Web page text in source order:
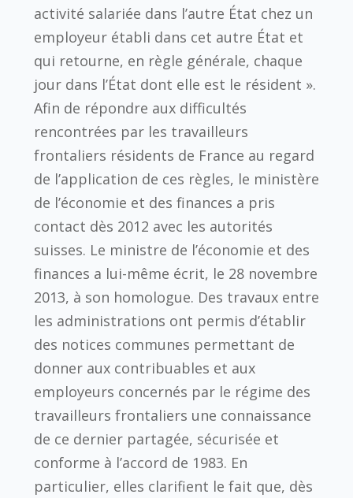
activité salariée dans l’autre État chez un
employeur établi dans cet autre État et
qui retourne, en règle générale, chaque
jour dans l’État dont elle est le résident ».
Afin de répondre aux difficultés
rencontrées par les travailleurs
frontaliers résidents de France au regard
de l’application de ces règles, le ministère
de l’économie et des finances a pris
contact dès 2012 avec les autorités
suisses. Le ministre de l’économie et des
finances a lui-même écrit, le 28 novembre
2013, à son homologue. Des travaux entre
les administrations ont permis d’établir
des notices communes permettant de
donner aux contribuables et aux
employeurs concernés par le régime des
travailleurs frontaliers une connaissance
de ce dernier partagée, sécurisée et
conforme à l’accord de 1983. En
particulier, elles clarifient le fait que, dès